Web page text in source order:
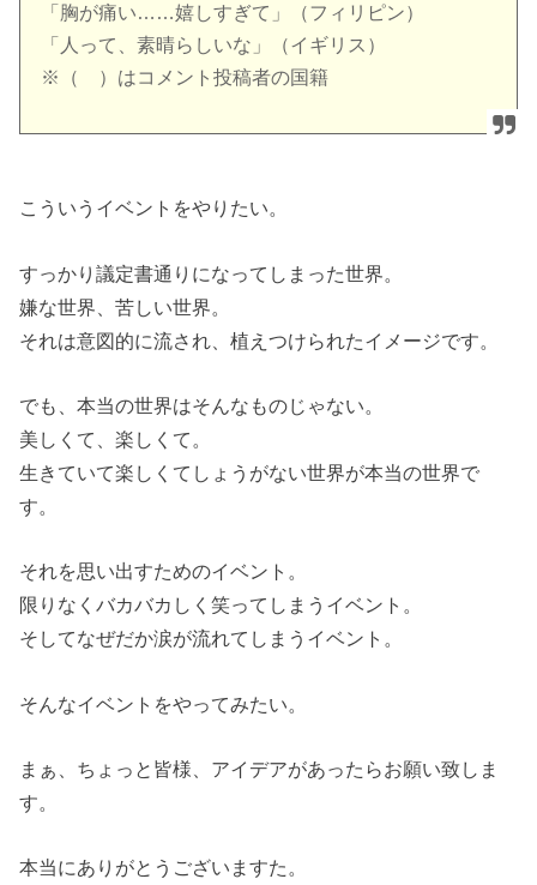
「胸が痛い……嬉しすぎて」（フィリピン）
「人って、素晴らしいな」（イギリス）
※（ ）はコメント投稿者の国籍
こういうイベントをやりたい。
すっかり議定書通りになってしまった世界。
嫌な世界、苦しい世界。
それは意図的に流され、植えつけられたイメージです。
でも、本当の世界はそんなものじゃない。
美しくて、楽しくて。
生きていて楽しくてしょうがない世界が本当の世界で
す。
それを思い出すためのイベント。
限りなくバカバカしく笑ってしまうイベント。
そしてなぜだか涙が流れてしまうイベント。
そんなイベントをやってみたい。
まぁ、ちょっと皆様、アイデアがあったらお願い致しま
す。
本当にありがとうございますた。